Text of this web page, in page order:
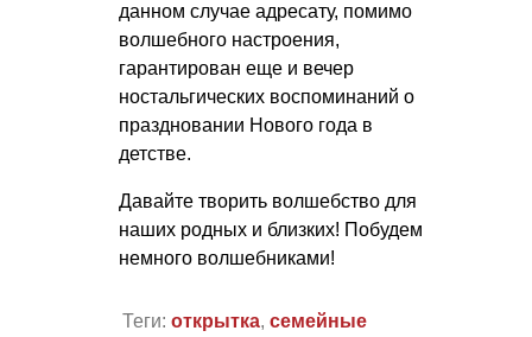
данном случае адресату, помимо
волшебного настроения,
гарантирован еще и вечер
ностальгических воспоминаний о
праздновании Нового года в
детстве.
Давайте творить волшебство для
наших родных и близких! Побудем
немного волшебниками!
Теги: открытка, семейные